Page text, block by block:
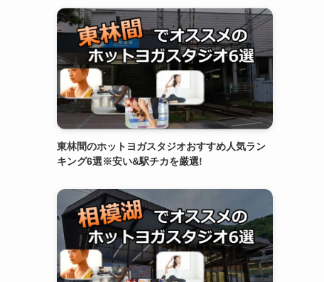
東林間のホットヨガスタジオおすすめ人気ラン
キング6選※安い&駅チカを厳選!